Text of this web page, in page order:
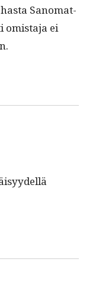
Sanomat­
omis­ta­ja ei